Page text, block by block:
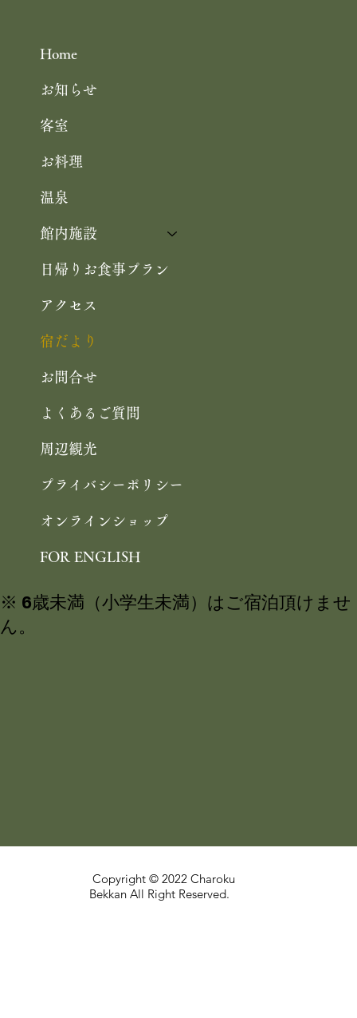
Home
お知らせ
客室
お料理
温泉
館内施設
日帰りお食事プラン
アクセス
宿だより
お問合せ
よくあるご質問
周辺観光
プライバシーポリシー
オンラインショップ
FOR ENGLISH
※ 6歳未満（小学生未満）はご宿泊頂けませ
ん。
Copyright © 2022 Charoku
Bekkan All Right Reserved.